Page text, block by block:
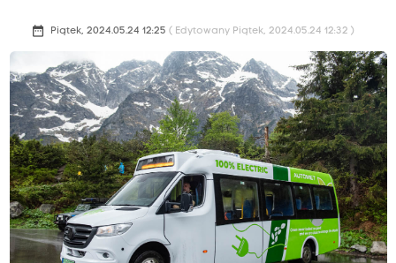
date_range Piątek, 2024.05.24 12:25 ( Edytowany Piątek, 2024.05.24 12:32 )